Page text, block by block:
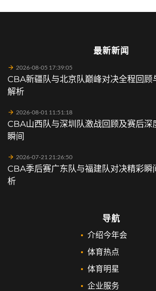
最新新闻
2026-08-05 17:39:05
CBA新疆队与北京队巅峰对决全程回顾
解析
2026-08-01 11:51:18
CBA山西队与深圳队激战回顾及赛后深
瞬间
2026-07-21 21:26:50
CBA季后赛广东队与福建队对决精彩瞬
析
导航
介绍今年会
体育热点
体育明星
企业服务